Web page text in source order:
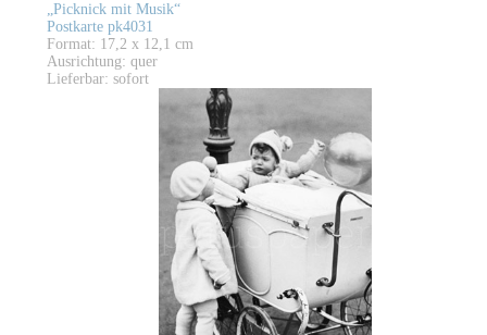
„Picknick mit Musik“
Postkarte pk4031
Format: 17,2 x 12,1 cm
Ausrichtung: quer
Lieferbar: sofort